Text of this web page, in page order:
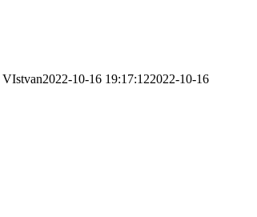
VIstvan2022-10-16 19:17:122022-10-16